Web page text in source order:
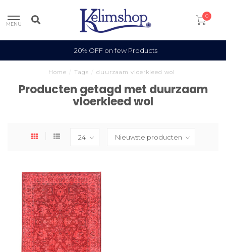
MENU
0
20% OFF on few Products
Home Tags duurzaam vloerkleed wol
Producten getagd met duurzaam
vloerkleed wol